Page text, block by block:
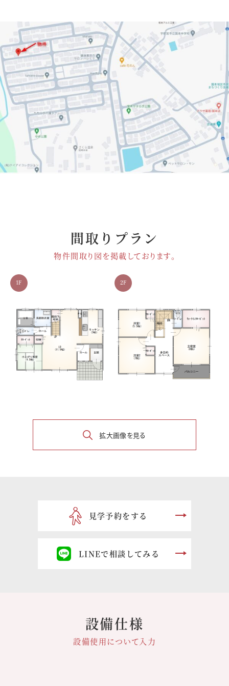
間取りプラン
物件間取り図を掲載しております。
1F 2F
拡大画像を見る
見学予約をする
LINEで相談してみる
設備仕様
設備使用について入力